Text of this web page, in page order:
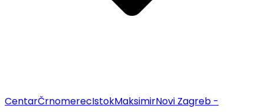
CentarČrnomerecIstokMaksimirNovi Zagreb -